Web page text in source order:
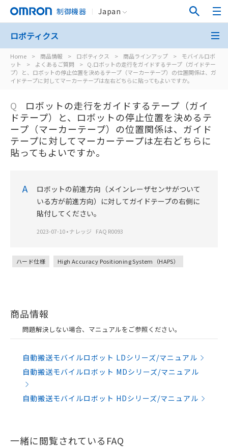
制御機器 Japan
Home > 商品情報 > ロボティクス > 商品ラインアップ >
モバイルロボ
ット
> よくあるご質問 > Q.ロボットの走行をガイドするテープ（ガイドテー
プ）と、ロボットの停止位置を決めるテープ（マーカーテープ）の位置関係は、ガ
イドテープに対してマーカーテープは左右どちらに貼ってもよいですか。
ロボティクス
Q
ロボットの走行をガイドするテープ（ガイ
ドテープ）と、ロボットの停止位置を決めるテ
ープ（マーカーテープ）の位置関係は、ガイド
テープに対してマーカーテープは左右どちらに
貼ってもよいですか。
A
ロボットの前進方向（メインレーザセンサがついて
いる方が前進方向）に対してガイドテープの右側に
貼付してください。
2023-07-10•ナレッジ FAQ R0093
ハード仕様 High Accuracy Positioning System（HAPS）
商品情報
問題解決しない場合、マニュアルをご参照ください。
自動搬送モバイルロボット LDシリーズ/マニュアル
自動搬送モバイルロボット MDシリーズ/マニュアル
自動搬送モバイルロボット HDシリーズ/マニュアル
一緒に閲覧されているFAQ